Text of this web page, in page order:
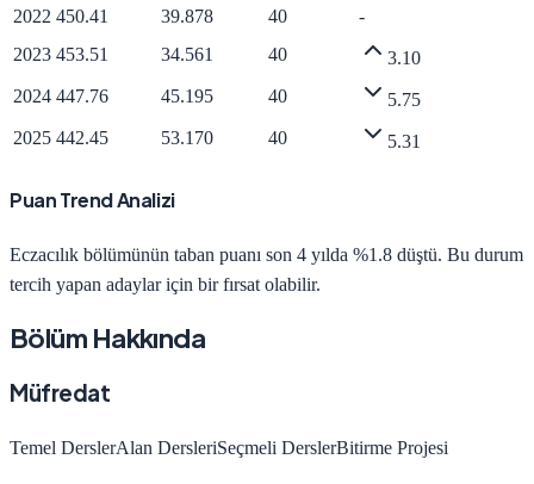
2022 450.41 39.878 40
-
2023 453.51 34.561 40
3.10
2024 447.76 45.195 40
5.75
2025 442.45 53.170 40 5.31
Puan Trend Analizi
Eczacılık bölümünün taban puanı son 4 yılda %1.8 düştü. Bu durum
tercih yapan adaylar için bir fırsat olabilir.
Bölüm Hakkında
Müfredat
Temel DerslerAlan DersleriSeçmeli DerslerBitirme Projesi